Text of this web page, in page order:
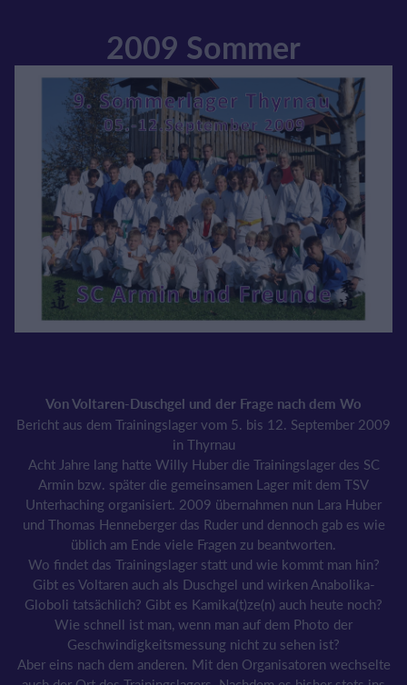
2009 Sommer
Von Voltaren-Duschgel und der Frage nach dem Wo
Bericht aus dem Trainingslager vom 5. bis 12. September 2009
in Thyrnau
Acht Jahre lang hatte Willy Huber die Trainingslager des SC
Armin bzw. später die gemeinsamen Lager mit dem TSV
Unterhaching organisiert. 2009 übernahmen nun Lara Huber
und Thomas Henneberger das Ruder und dennoch gab es wie
üblich am Ende viele Fragen zu beantworten.
Wo findet das Trainingslager statt und wie kommt man hin?
Gibt es Voltaren auch als Duschgel und wirken Anabolika-
Globoli tatsächlich? Gibt es Kamika(t)ze(n) auch heute noch?
Wie schnell ist man, wenn man auf dem Photo der
Geschwindigkeitsmessung nicht zu sehen ist?
Aber eins nach dem anderen. Mit den Organisatoren wechselte